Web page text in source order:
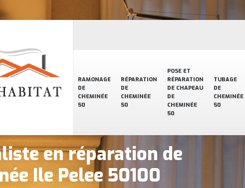
RAMONAGE
DE
CHEMINÉE
50
RÉPARATION
DE
CHEMINÉE
50
POSE ET
RÉPARATION
DE CHAPEAU
DE
CHEMINÉE
50
TUBAGE
DE
CHEMINÉE
50
en réparation de
Ile Pelee 50100